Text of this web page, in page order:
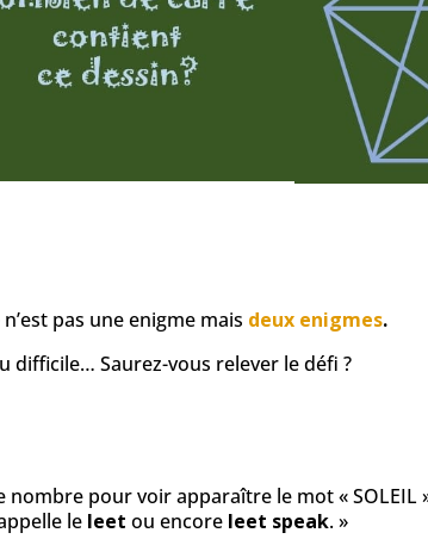
pas une enigme mais deux enigmes.
difficile…Saurez-vous relever le défi ?
nombre pour voir apparaître le mot «
le leet ou encore leet speak. »